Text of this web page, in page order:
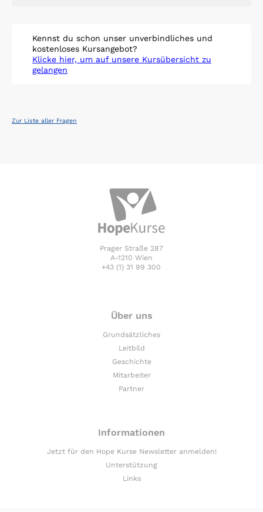
Kennst du schon unser unverbindliches und
kostenloses Kursangebot?
Klicke hier, um auf unsere Kursübersicht zu
gelangen
Zur Liste aller Fragen
Prager Straße 287
A-1210 Wien
+43 (1) 31 99 300
Über uns
Grundsätzliches
Leitbild
Geschichte
Mitarbeiter
Partner
Informationen
Jetzt für den Hope Kurse Newsletter anmelden!
Unterstützung
Links